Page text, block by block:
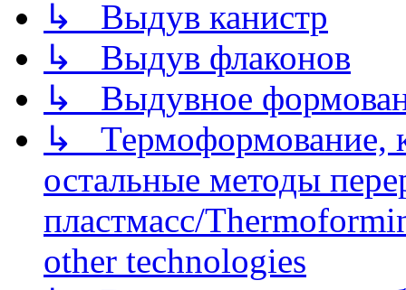
↳ Выдув канистр
↳ Выдув флаконов
↳ Выдувное
↳ Термоформование,
остальные методы
пластмасс/
other technologies